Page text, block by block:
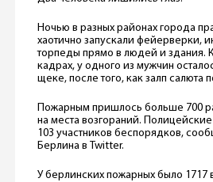
Ночью в разных районах города
хаотично запускали фейерверки,
торпеды прямо в людей и здания.
кадрах, у одного из мужчин
щеке, после того, как залп салюта
Пожарным пришлось больше 700
на места возгораний.
103 участников беспорядков,
Берлина в Twitter.
У берлинских пожарных было 1717